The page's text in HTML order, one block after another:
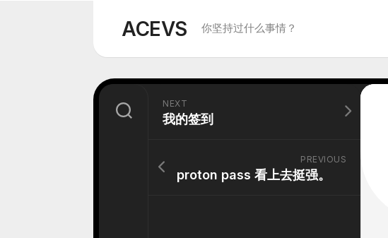
ACEVS 你坚持过什么事情？
NEXT
我的签到
PREVIOUS
proton pass 看上去挺强。